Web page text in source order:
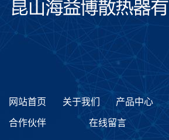
网站首页 关于我们 产品中心
合作伙伴 在线留言